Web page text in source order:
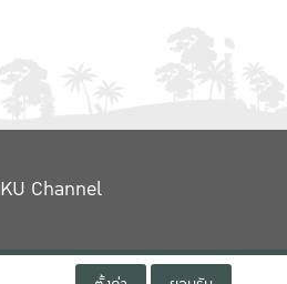
KU Channel